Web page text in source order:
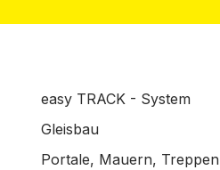
easy TRACK - System
Gleisbau
Portale, Mauern, Treppen